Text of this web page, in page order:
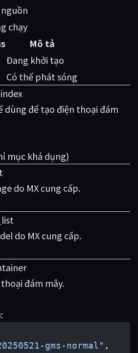
chạy
Mô tả
Đang khởi tạo
Có thể phát sóng
dùng để tạo điện thoại đám
mục khả dụng)
do MX cung cấp.
do MX cung cấp.
đám mây.
:
gms-normal" ,